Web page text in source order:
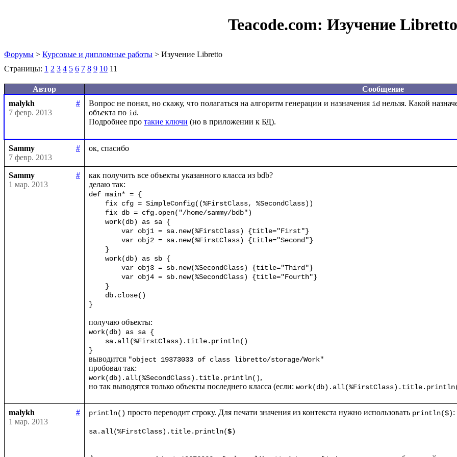
Teacode.com: Изучение Libretto
Форумы > Курсовые и дипломные работы > Изучение Libretto
Страницы: 1 2 3 4 5 6 7 8 9 10 11
Автор
Сообщение
malykh
#
7 февр. 2013
Вопрос не понял, но скажу, что полагаться на алгоритм генерации и назначения id нельзя. Какой
объекта по id.
Подробнее про такие ключи
Sammy
#
7 февр. 2013
Sammy
#
1 мар. 2013
как получить все объекты указанного класса из bdb?
def main* = {
}
work(db) as sa {
}
выводится "object 19373033 of class libretto/storage/Work"
work(db).all(%SecondClass).title.println(),
но так выводятся только объекты последнего класса (если:
malykh
#
1 мар. 2013
println() просто переводит строку. Для печати значения из контекста нужно использовать println($):
sa.all(%FirstClass).title.println($)